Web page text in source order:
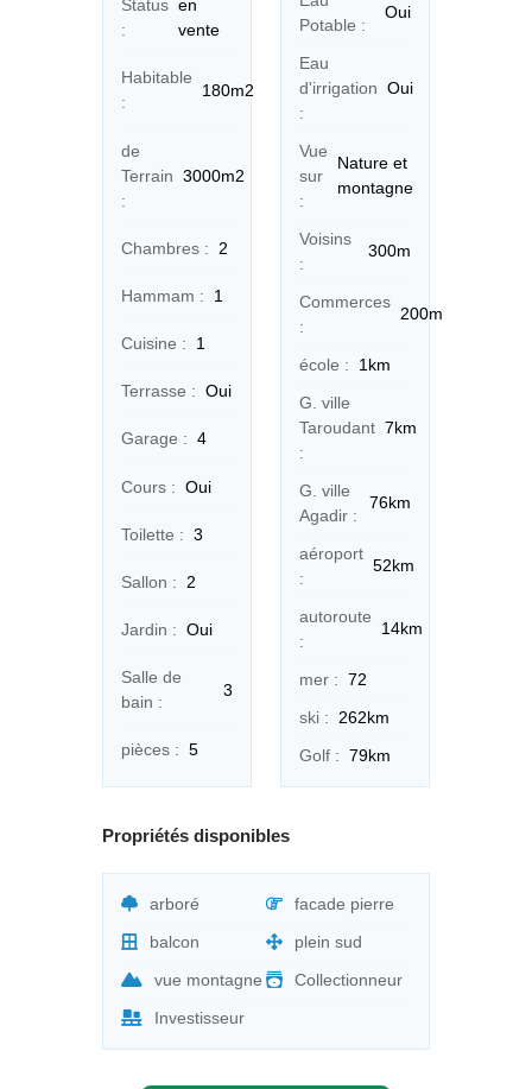
Status
:
en
vente
Habitable
:
180m2
de
Terrain
:
3000m2
Chambres : 2
Hammam : 1
Cuisine : 1
Terrasse : Oui
Garage : 4
Cours : Oui
Toilette : 3
Sallon : 2
Jardin : Oui
Salle de
bain :
3
pièces : 5
Potable :
Oui
Eau
d'irrigation
:
Oui
Vue
sur
:
Nature et
montagne
Voisins
:
300m
Commerces
:
200m
école :
1km
G. ville
Taroudant
:
7km
G. ville
Agadir :
76km
aéroport
:
52km
autoroute
:
14km
mer : 72
ski :
262km
Golf : 79km
Propriétés disponibles
arboré
facade pierre
balcon
plein sud
vue montagne
Collectionneur
Investisseur